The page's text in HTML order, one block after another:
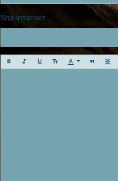
Site Internet